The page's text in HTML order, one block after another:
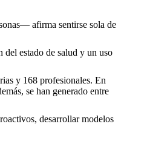
afirma sentirse sola de
del estado de salud y un uso
y 168 profesionales. En
se han generado entre
desarrollar modelos